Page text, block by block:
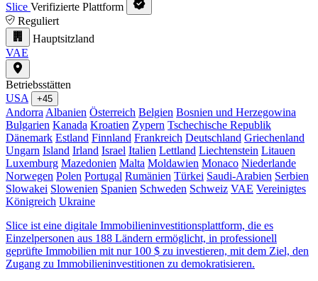
Slice Verifizierte Plattform
Reguliert
Hauptsitzland
VAE
Betriebsstätten
USA
+45
Andorra Albanien Österreich Belgien Bosnien und Herzegowina
Bulgarien Kanada Kroatien Zypern Tschechische Republik
Dänemark Estland Finnland Frankreich Deutschland Griechenland
Ungarn Island Irland Israel Italien Lettland Liechtenstein Litauen
Luxemburg Mazedonien Malta Moldawien Monaco Niederlande
Norwegen Polen Portugal Rumänien Türkei Saudi-Arabien Serbien
Slowakei Slowenien Spanien Schweden Schweiz VAE Vereinigtes
Königreich Ukraine
Slice ist eine digitale Immobilieninvestitionsplattform, die es
Einzelpersonen aus 188 Ländern ermöglicht, in professionell
geprüfte Immobilien mit nur 100 $ zu investieren, mit dem Ziel, den
Zugang zu Immobilieninvestitionen zu demokratisieren.